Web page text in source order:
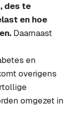
des te
en hoe
Daarnaast
en
overigens
omgezet in